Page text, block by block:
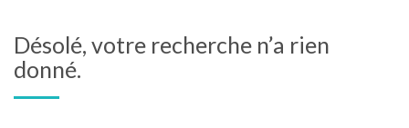
Désolé, votre recherche n’a rien
donné.